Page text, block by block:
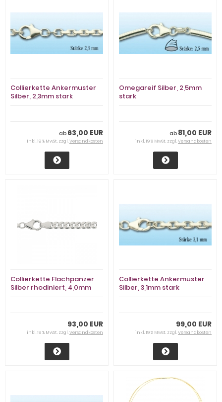
Collierkette Ankermuster
Silber, 2,3mm stark
ab 63,00 EUR
inkl. 19 % MwSt. zzgl.Versandkosten
Omegareif Silber, 2,5mm
stark
ab 81,00 EUR
inkl. 19 % MwSt. zzgl.Versandkosten
Collierkette Flachpanzer
Silber rhodiniert, 4,0mm
93,00 EUR
inkl. 19 % MwSt. zzgl.Versandkosten
Collierkette Ankermuster
Silber, 3,1mm stark
99,00 EUR
inkl. 19 % MwSt. zzgl.Versandkosten